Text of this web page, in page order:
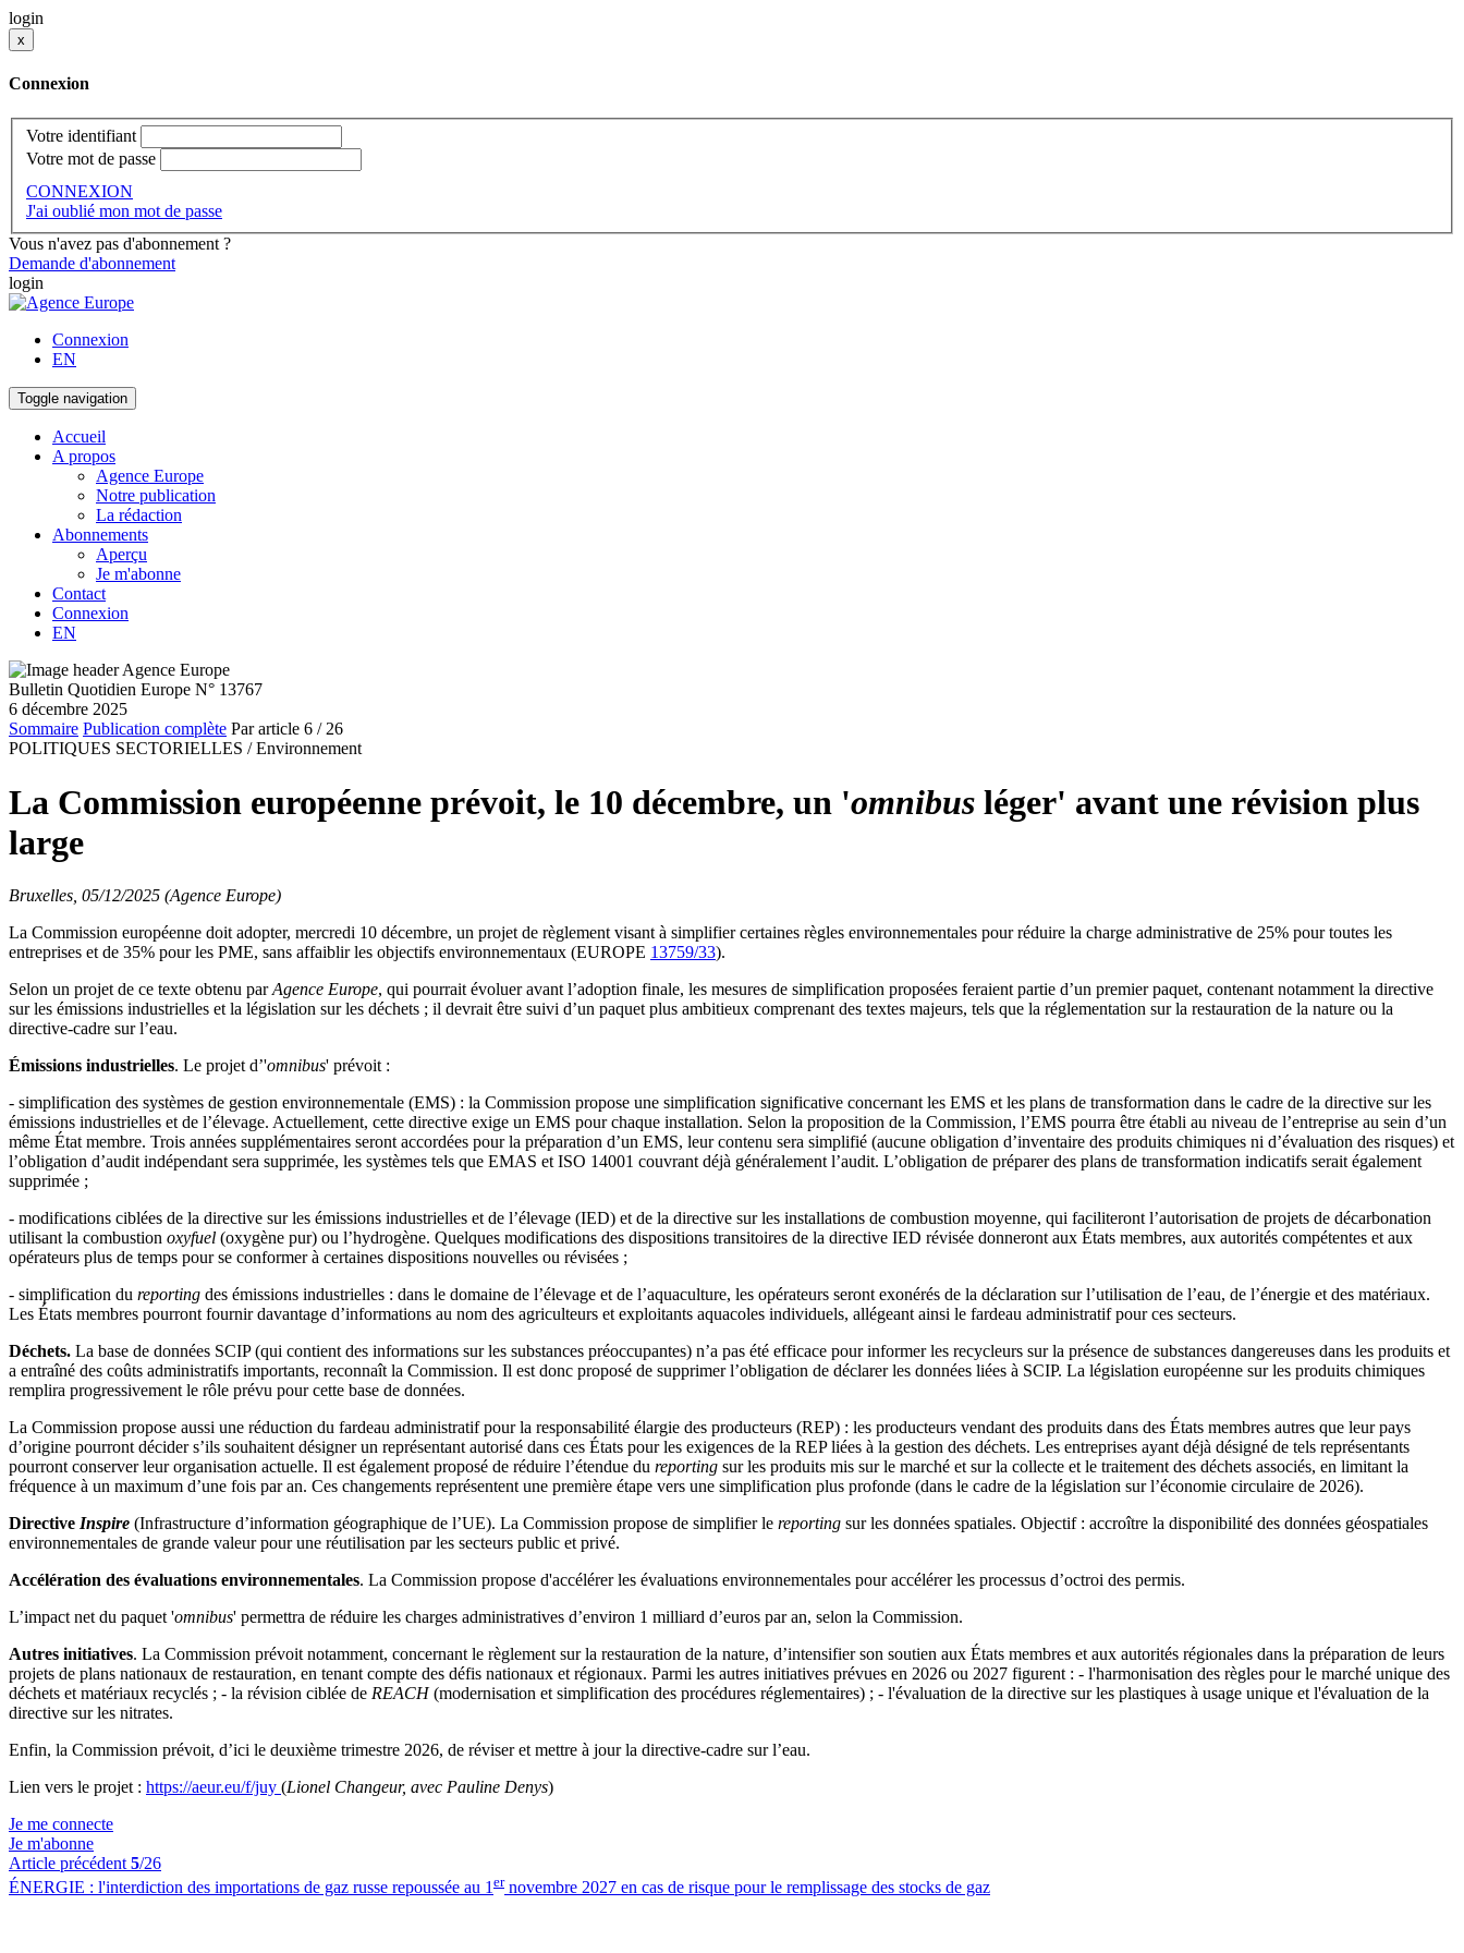
login
x
Connexion
Votre identifiant
Votre mot de passe
CONNEXION
J'ai oublié mon mot de passe
Vous n'avez pas d'abonnement ?
Demande d'abonnement
login
Connexion
EN
Toggle navigation
Accueil
A propos
Agence Europe
Notre publication
La rédaction
Abonnements
Aperçu
Je m'abonne
Contact
Connexion
EN
Bulletin Quotidien Europe N° 13767
6 décembre 2025
Sommaire Publication complète Par article 6 / 26
POLITIQUES SECTORIELLES / Environnement
La Commission européenne prévoit, le 10 décembre, un 'omnibus léger' avant une révision plus
large
Bruxelles, 05/12/2025 (Agence Europe)
La Commission européenne doit adopter, mercredi 10 décembre, un projet de règlement visant à simplifier certaines règles environnementales pour réduire la charge administrative de 25% pour toutes les
entreprises et de 35% pour les PME, sans affaiblir les objectifs environnementaux (EUROPE 13759/33).
Selon un projet de ce texte obtenu parAgence Europe, qui pourrait évoluer avant l’adoption finale, les mesures de simplification proposées feraient partie d’un premier paquet, contenant notamment la directive
sur les émissions industrielles et la législation sur les déchets ; il devrait être suivi d’un paquet plus ambitieux comprenant des textes majeurs, tels que la réglementation sur la restauration de la nature ou la
directive-cadre sur l’eau.
Émissions industrielles. Le projet d’'omnibus' prévoit :
- simplification des systèmes de gestion environnementale (EMS) : la Commission propose une simplification significative concernant les EMS et les plans de transformation dans le cadre de la directive sur les
émissions industrielles et de l’élevage. Actuellement, cette directive exige un EMS pour chaque installation. Selon la proposition de la Commission, l’EMS pourra être établi au niveau de l’entreprise au sein d’un
même État membre. Trois années supplémentaires seront accordées pour la préparation d’un EMS, leur contenu sera simplifié (aucune obligation d’inventaire des produits chimiques ni d’évaluation des risques) et
l’obligation d’audit indépendant sera supprimée, les systèmes tels que EMAS et ISO 14001 couvrant déjà généralement l’audit. L’obligation de préparer des plans de transformation indicatifs serait également
supprimée ;
- modifications ciblées de la directive sur les émissions industrielles et de l’élevage (IED) et de la directive sur les installations de combustion moyenne, qui faciliteront l’autorisation de projets de décarbonation
utilisant la combustion oxyfuel (oxygène pur) ou l’hydrogène. Quelques modifications des dispositions transitoires de la directive IED révisée donneront aux États membres, aux autorités compétentes et aux
opérateurs plus de temps pour se conformer à certaines dispositions nouvelles ou révisées ;
- simplification du reporting des émissions industrielles : dans le domaine de l’élevage et de l’aquaculture, les opérateurs seront exonérés de la déclaration sur l’utilisation de l’eau, de l’énergie et des matériaux.
Les États membres pourront fournir davantage d’informations au nom des agriculteurs et exploitants aquacoles individuels, allégeant ainsi le fardeau administratif pour ces secteurs.
Déchets. La base de données SCIP (qui contient des informations sur les substances préoccupantes) n’a pas été efficace pour informer les recycleurs sur la présence de substances dangereuses dans les produits et
a entraîné des coûts administratifs importants, reconnaît la Commission. Il est donc proposé de supprimer l’obligation de déclarer les données liées à SCIP. La législation européenne sur les produits chimiques
remplira progressivement le rôle prévu pour cette base de données.
La Commission propose aussi une réduction du fardeau administratif pour la responsabilité élargie des producteurs (REP) : les producteurs vendant des produits dans des États membres autres que leur pays
d’origine pourront décider s’ils souhaitent désigner un représentant autorisé dans ces États pour les exigences de la REP liées à la gestion des déchets. Les entreprises ayant déjà désigné de tels représentants
pourront conserver leur organisation actuelle. Il est également proposé de réduire l’étendue du reporting sur les produits mis sur le marché et sur la collecte et le traitement des déchets associés, en limitant la
fréquence à un maximum d’une fois par an. Ces changements représentent une première étape vers une simplification plus profonde (dans le cadre de la législation sur l’économie circulaire de 2026).
Directive Inspire (Infrastructure d’information géographique de l’UE). La Commission propose de simplifier le reporting sur les données spatiales. Objectif : accroître la disponibilité des données géospatiales
environnementales de grande valeur pour une réutilisation par les secteurs public et privé.
Accélération des évaluations environnementales. La Commission propose d'accélérer les évaluations environnementales pour accélérer les processus d’octroi des permis.
L’impact net du paquet 'omnibus' permettra de réduire les charges administratives d’environ 1 milliard d’euros par an, selon la Commission.
Autres initiatives. La Commission prévoit notamment, concernant le règlement sur la restauration de la nature, d’intensifier son soutien aux États membres et aux autorités régionales dans la préparation de leurs
projets de plans nationaux de restauration, en tenant compte des défis nationaux et régionaux. Parmi les autres initiatives prévues en 2026 ou 2027 figurent : - l'harmonisation des règles pour le marché unique des
déchets et matériaux recyclés ; - la révision ciblée de REACH(modernisation et simplification des procédures réglementaires) ; - l'évaluation de la directive sur les plastiques à usage unique et l'évaluation de la
directive sur les nitrates.
Enfin, la Commission prévoit, d’ici le deuxième trimestre 2026, de réviser et mettre à jour la directive-cadre sur l’eau.
Lien vers le projet : https://aeur.eu/f/juy (Lionel Changeur, avec Pauline Denys)
Je me connecte
Je m'abonne
Article précédent 5/26
ÉNERGIE : l'interdiction des importations de gaz russe repoussée au 1 ernovembre 2027 en cas de risque pour le remplissage des stocks de gaz